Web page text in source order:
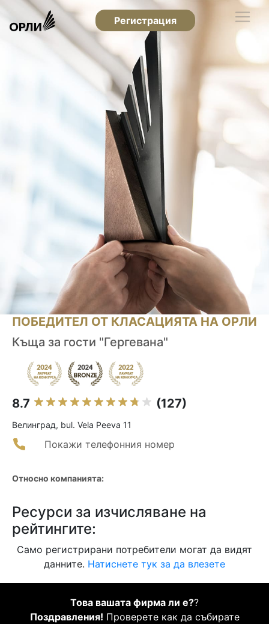
Регистрация
ПОБЕДИТЕЛ ОТ КЛАСАЦИЯТА НА ОРЛИ
Къща за гости "Гергевана"
8.7 (127)
Велинград, bul. Vela Peeva 11
Покажи телефонния номер
Относно компанията:
Ресурси за изчисляване на
рейтингите:
Само регистрирани потребители могат да видят
данните. Натиснете тук за да влезете
Това вашата фирма ли е??
Поздравления! Проверете как да събирате